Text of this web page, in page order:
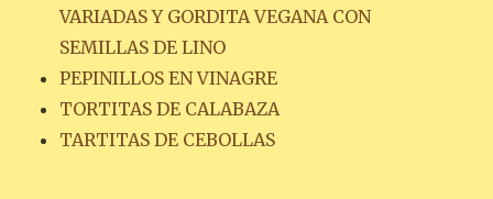
VARIADAS Y GORDITA VEGANA CON
SEMILLAS DE LINO
PEPINILLOS EN VINAGRE
TORTITAS DE CALABAZA
TARTITAS DE CEBOLLAS